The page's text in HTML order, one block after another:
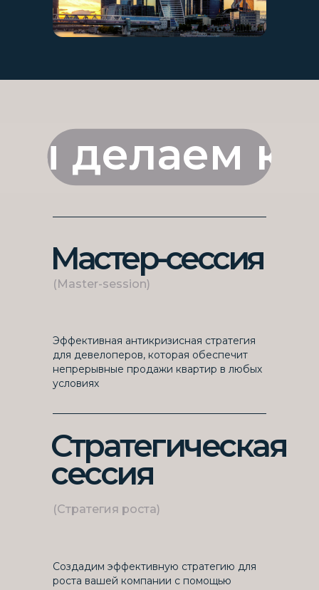
делаем
Эффективная антикризисная стратегия
для девелоперов, которая обеспечит
непрерывные продажи квартир в любых
условиях
(Master-session)
Мастер-сессия
Создадим эффективную стратегию для
роста вашей компании с помощью
(Стратегия роста)
Стратегическая
сессия